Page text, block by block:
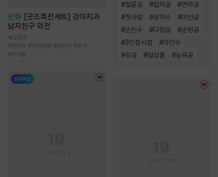
만화 [굿즈특전세트] 강아지과
남자친구 외전
2.8천
#판타지 #인외존재 #동인지 #동거
#현대물
#절륜공 #집착공 #연하공
#첫사랑 #상처수 #미인공
#순진수 #다정공 #순정공
#3인칭시점 #미인수
#강공 #일상물 #능욕공